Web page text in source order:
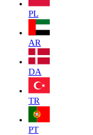
PL
AR
DA
TR
PT